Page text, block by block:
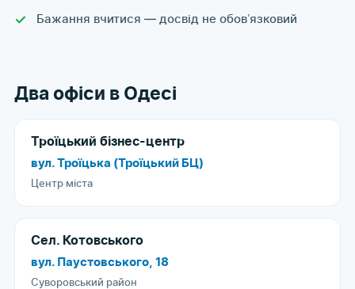
Бажання вчитися — досвід не обовʼязковий
Два офіси в Одесі
Троїцький бізнес-центр
вул. Троїцька (Троїцький БЦ)
Центр міста
Сел. Котовського
вул. Паустовського, 18
Суворовський район